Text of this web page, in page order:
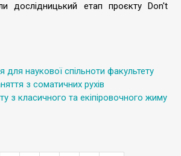
дослідницький етап проєкту Don't
для наукової спільноти факультету
з соматичних рухів
з класичного та екіпіровочного жиму